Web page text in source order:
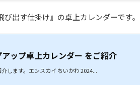
出す仕掛け』の卓上カレンダーです。
ップ卓上カレンダー をご紹介
します。エンスカイ ちいかわ 2024...